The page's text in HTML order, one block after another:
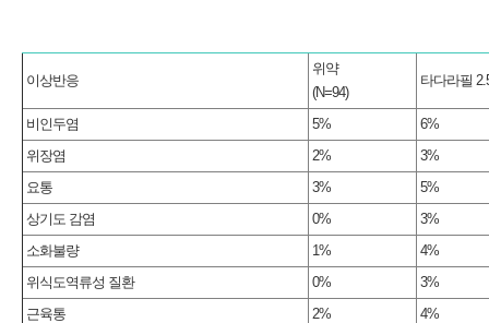
이상반응
위약
(N=94)
타다라필
비인두염 5%
6%
위장염
2%
3%
요통
3%
5%
상기도 감염
0%
3%
소화불량
1%
4%
위식도역류성 질환
0%
3%
근육통
2%
4%